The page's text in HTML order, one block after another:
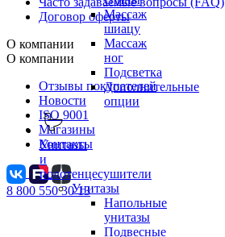
Массаж
шиацу
Массаж
ног
Подсветка
Дополнительные
опции
Унитазы
и
полотенцесушители
Унитазы
Напольные
унитазы
Подвесные
Договор оферты
О компании
О компании
Отзывы покупателей
Новости
ISO 9001
Магазины
Контакты
8 800 550 30 13